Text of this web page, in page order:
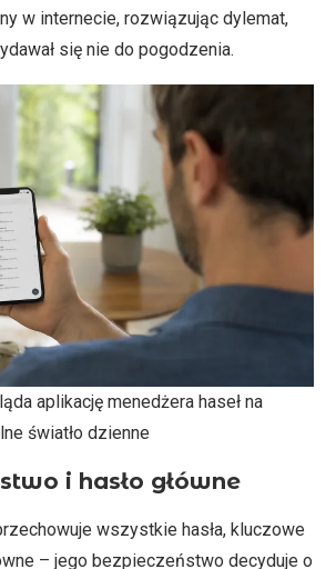
w internecie, rozwiązując dylemat,
się nie do pogodzenia.
aplikację menedżera haseł na
światło dzienne
i hasło główne
wszystkie hasła, kluczowe
– jego bezpieczeństwo decyduje o